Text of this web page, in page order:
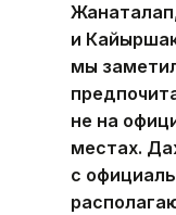
и
мы
не на
местах.
с